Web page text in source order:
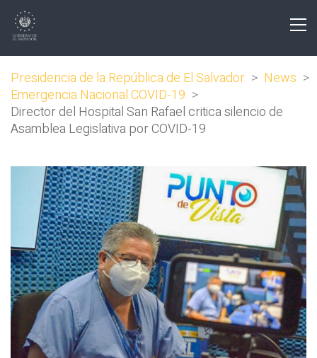
Presidencia de la República de El Salvador > News >
Emergencia Nacional COVID-19 >
Director del Hospital San Rafael critica silencio de
Asamblea Legislativa por COVID-19